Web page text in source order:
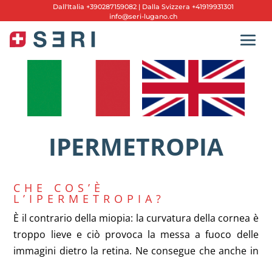
Dall'Italia +390287159082 | Dalla Svizzera +41919931301
info@seri-lugano.ch
IPERMETROPIA
CHE COS’È
L’IPERMETROPIA?
È il contrario della miopia: la curvatura della cornea è
troppo lieve e ciò provoca la messa a fuoco delle
immagini dietro la retina. Ne consegue che anche in